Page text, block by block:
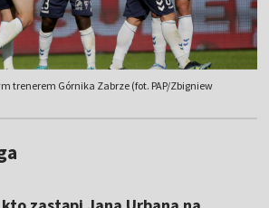
trenerem Górnika Zabrze (fot. PAP/Zbigniew